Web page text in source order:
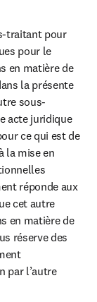
traitant pour
pour le
en matière de
la présente
sous-
acte juridique
ce qui est de
la mise en
réponde aux
cet autre
en matière de
réserve des
par l’autre